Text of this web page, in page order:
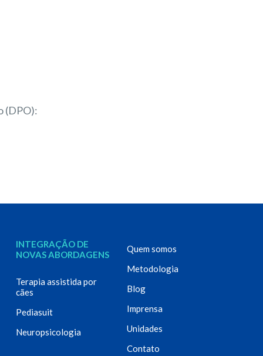
(DPO):
INTEGRAÇÃO DE
NOVAS ABORDAGENS
Terapia assistida por
cães
Pediasuit
Neuropsicologia
Quem somos
Metodologia
Blog
Imprensa
Unidades
Contato